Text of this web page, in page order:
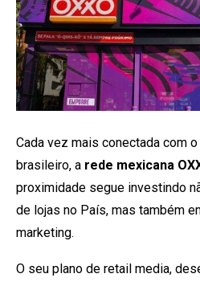
Cada vez mais conectada com
brasileiro, a rede mexicana
proximidade segue investindo
de lojas no País, mas também
marketing.
O seu plano de retail media,